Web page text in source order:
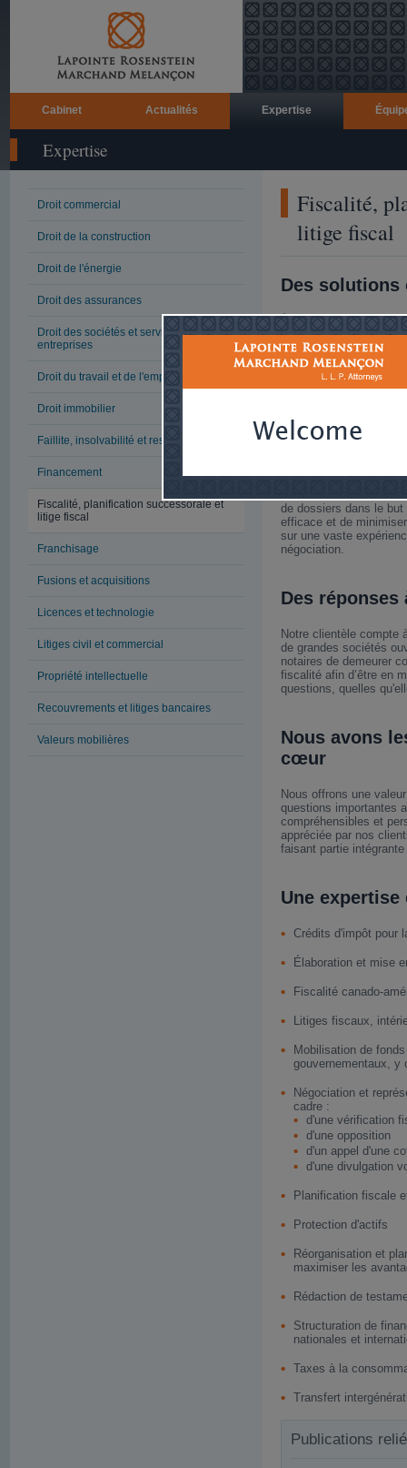
Cabinet Actualités Expertise
Expertise
Droit commercial
Droit de la construction
Droit de l'énergie
Droit des assurances
Droit des sociétés et services aux
entreprises
Droit du travail et de l'emploi
Droit immobilier
Faillite, insolvabilité et restructuration
Financement
Fiscalité, planification successorale et
litige fiscal
Franchisage
Fusions et acquisitions
Licences et technologie
Litiges civil et commercial
Propriété intellectuelle
Recouvrements et litiges bancaires
Valeurs mobilières
Fiscalité,
litige fiscal
Des solutions
clients le succès de
de services fiscaux
taxation des sociétés,
que des particuliers,
Une
minimum de
de dossiers dans le
efficace et de
sur une vaste
négociation.
Des
Notre clientèle compte
de grandes sociétés
notaires de demeurer
fiscalité afin d’être en
questions, quelles
Nous avons
cœur
Nous offrons une
questions importantes
compréhensibles et
appréciée par nos
faisant partie
Une
Crédits d'impôt pour
Élaboration et mise
Fiscalité canado-
Litiges fiscaux,
Mobilisation de
gouvernementaux, y
Négociation et
cadre :
d'une vérification
d'une opposition
d'un appel d'une
d'une divulgation
Planification fiscale
Protection d'actifs
Réorganisation et
maximiser les
Rédaction de
Structuration de
nationales et
Taxes à la
Transfert
Publications